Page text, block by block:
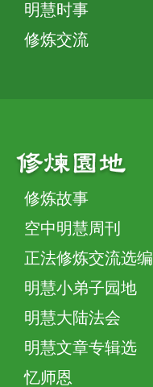
明慧时事
修炼交流
修炼故事
空中明慧周刊
正法修炼交流选编
明慧小弟子园地
明慧大陆法会
明慧文章专辑选
忆师恩